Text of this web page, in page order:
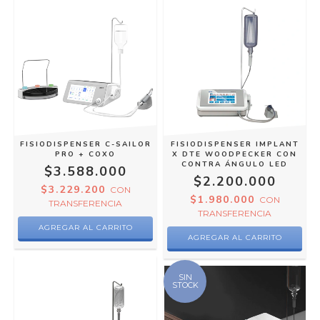
FISIODISPENSER C-SAILOR
PRO + COXO
$3.588.000
$3.229.200 CON
TRANSFERENCIA
FISIODISPENSER IMPLANT
X DTE WOODPECKER CON
CONTRA ÁNGULO LED
$2.200.000
$1.980.000 CON
TRANSFERENCIA
SIN
STOCK